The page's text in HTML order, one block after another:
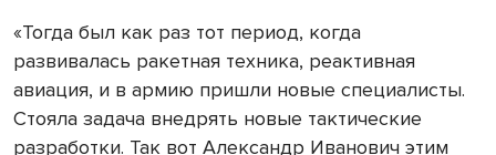
«Тогда был как раз тот период, когда
развивалась ракетная техника, реактивная
авиация, и в армию пришли новые специалисты.
Стояла задача внедрять новые тактические
разработки. Так вот Александр Иванович этим